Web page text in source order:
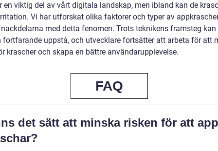
en viktig del av vårt digitala landskap, men ibland kan de
Vi har utforskat olika faktorer och typer av
med detta fenomen. Trots teknikens framsteg kan
fortfarande uppstå, och utvecklare fortsätter att arbeta för att
krascher och skapa en bättre användarupplevelse.
FAQ
det sätt att minska risken för att